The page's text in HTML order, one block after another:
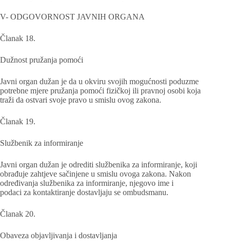
V- ODGOVORNOST JAVNIH ORGANA
Članak 18.
Dužnost pružanja pomoći
Javni organ dužan je da u okviru svojih mogućnosti poduzme
potrebne mjere pružanja pomoći fizičkoj ili pravnoj osobi koja
traži da ostvari svoje pravo u smislu ovog zakona.
Članak 19.
Službenik za informiranje
Javni organ dužan je odrediti službenika za informiranje, koji
obrađuje zahtjeve sačinjene u smislu ovoga zakona. Nakon
određivanja službenika za informiranje, njegovo ime i
podaci za kontaktiranje dostavljaju se ombudsmanu.
Članak 20.
Obaveza objavljivanja i dostavljanja